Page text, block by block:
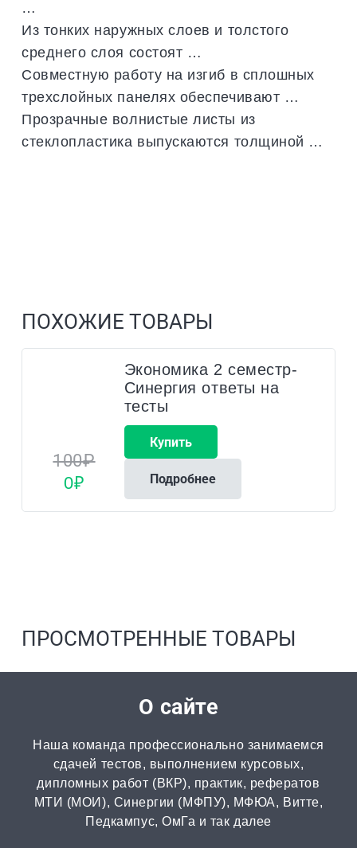
…
Из тонких наружных слоев и толстого
среднего слоя состоят …
Совместную работу на изгиб в сплошных
трехслойных панелях обеспечивают …
Прозрачные волнистые листы из
стеклопластика выпускаются толщиной …
ПОХОЖИЕ ТОВАРЫ
100₽
Первоначальная
0₽ Текущая
цена:
Экономика 2 семестр-
Синергия ответы на
тесты
Купить
Подробнее
ПРОСМОТРЕННЫЕ ТОВАРЫ
О сайте
Наша команда профессионально занимаемся
сдачей тестов, выполнением курсовых,
дипломных работ (ВКР), практик, рефератов
МТИ (МОИ), Синергии (МФПУ), МФЮА, Витте,
Педкампус, ОмГа и так далее